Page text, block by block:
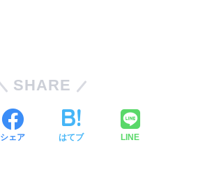
SHARE
シェア はてブ LINE